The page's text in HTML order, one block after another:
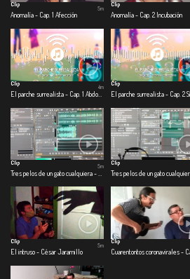
Clip
Anomalía - Cap. 1 Afección
5m
Clip
Anomalía - Cap. 2 Incubación
Clip
4m
Clip
Clip
5m
Clip
Clip
El intruso - César Jaramillo
5m
Clip